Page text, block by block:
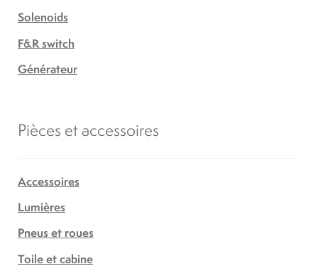
Solenoids
F&R switch
Générateur
Pièces et accessoires
Accessoires
Lumières
Pneus et roues
Toile et cabine